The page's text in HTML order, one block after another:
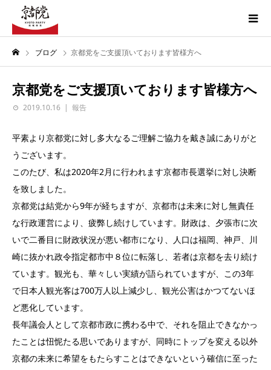
ブログ 京都党をご支援頂いております皆様方へ
京都党をご支援頂いております皆様方へ
2019.10.16 報告
平素より京都党に対し多大なるご理解ご協力を戴き誠にありがと
うございます。
このたび、私は2020年2月に行われます京都市長選挙に対し決断
を致しました。
京都党は結党から9年が経ちますが、京都市は未来に対し無責任
な行政運営により、疲弊し続けしています。財政は、夕張市に次
いで二番目に財政状況が悪い都市になり、人口は福岡、神戸、川
崎に抜かれ政令指定都市中８位に転落し、若者は京都を去り続け
ています。観光も、華々しい実績が語られていますが、この3年
で日本人観光客は700万人以上減少し、観光公害はかつてないほ
ど悪化しています。
長年議会人として京都市政に携わる中で、それを阻止できなかっ
たことは忸怩たる思いでありますが、同時にトップを変える以外
京都の未来に希望をもたらすことはできないという確信に至った